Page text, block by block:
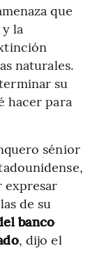
que
la
naturales.
su
hacer para
sénior
de su
banco
, dijo el